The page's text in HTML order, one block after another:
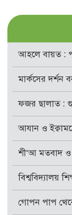
আহলে বায়ত :
মার্কসের দর্শন
ফজর ছালাত :
আযান ও
শী‘আ মতবাদ ও
বিশ্ববিদ্যালয়
গোপন পাপ